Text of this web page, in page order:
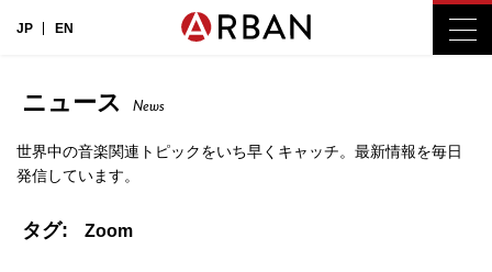
JP EN
ニュース News
世界中の音楽関連トピックをいち早くキャッチ。最新情報を毎日
発信しています。
タグ: Zoom